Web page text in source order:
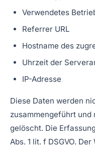
Verwendetes
Referrer URL
Hostname des
Uhrzeit der
IP-Adresse
Diese Daten werden
zusammengeführt und
gelöscht. Die
Abs. 1 lit. f DSGVO.